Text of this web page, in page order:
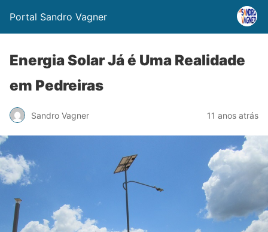
Portal Sandro Vagner
Energia Solar Já é Uma Realidade
em Pedreiras
Sandro Vagner 11 anos atrás